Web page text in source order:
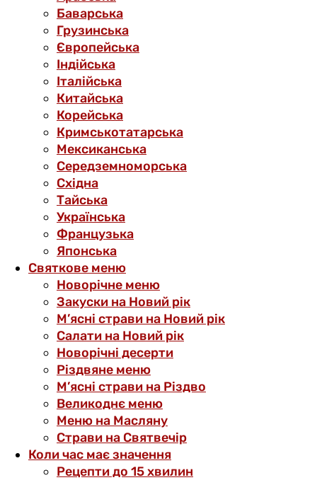
Баварська
Грузинська
Європейська
Індійська
Італійська
Китайська
Корейська
Кримськотатарська
Мексиканська
Середземноморська
Східна
Тайська
Українська
Французька
Японська
Святкове меню
Новорічне меню
Закуски на Новий рік
М’ясні страви на Новий рік
Салати на Новий рік
Новорічні десерти
Різдвяне меню
М’ясні страви на Різдво
Великоднє меню
Меню на Масляну
Страви на Святвечір
Коли час має значення
Рецепти до 15 хвилин